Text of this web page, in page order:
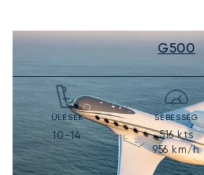
G500
ÜLÉSEK
10-14
SEBESSÉG
516kts
956km/h